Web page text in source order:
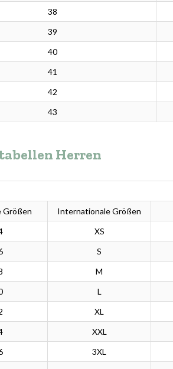
38
39
40
41
42
43
Herren
Größen
Internationale Größen
XS
S
M
L
XL
XXL
3XL